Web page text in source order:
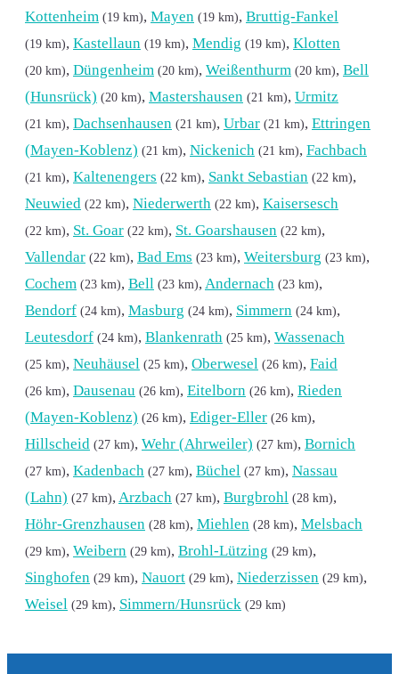
Kottenheim (19 km), Mayen (19 km), Bruttig-Fankel
(19 km), Kastellaun (19 km), Mendig (19 km), Klotten
(20 km), Düngenheim (20 km), Weißenthurm (20 km), Bell
(Hunsrück) (20 km), Mastershausen (21 km), Urmitz
(21 km), Dachsenhausen (21 km), Urbar (21 km), Ettringen
(Mayen-Koblenz) (21 km), Nickenich (21 km), Fachbach
(21 km), Kaltenengers (22 km), Sankt Sebastian (22 km),
Neuwied (22 km), Niederwerth (22 km), Kaisersesch
(22 km), St. Goar (22 km), St. Goarshausen (22 km),
Vallendar (22 km), Bad Ems (23 km), Weitersburg (23 km),
Cochem (23 km), Bell (23 km), Andernach (23 km),
Bendorf (24 km), Masburg (24 km), Simmern (24 km),
Leutesdorf (24 km), Blankenrath (25 km), Wassenach
(25 km), Neuhäusel (25 km), Oberwesel (26 km), Faid
(26 km), Dausenau (26 km), Eitelborn (26 km), Rieden
(Mayen-Koblenz) (26 km), Ediger-Eller (26 km),
Hillscheid (27 km), Wehr (Ahrweiler) (27 km), Bornich
(27 km), Kadenbach (27 km), Büchel (27 km), Nassau
(Lahn) (27 km), Arzbach (27 km), Burgbrohl (28 km),
Höhr-Grenzhausen (28 km), Miehlen (28 km), Melsbach
(29 km), Weibern (29 km), Brohl-Lützing (29 km),
Singhofen (29 km), Nauort (29 km), Niederzissen (29 km),
Weisel (29 km), Simmern/Hunsrück (29 km)